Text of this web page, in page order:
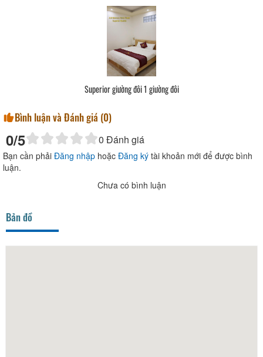
Superior giường đôi 1 giường đôi
Bình luận và Đánh giá (0)
0/5 0 Đánh giá
Bạn cần phải Đăng nhập hoặc Đăng ký tài khoản mới để được bình
luận.
Chưa có bình luận
Bản đồ